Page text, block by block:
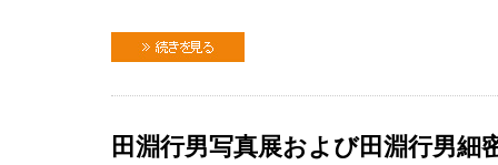
田淵行男写真展および田淵行男細